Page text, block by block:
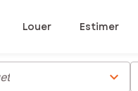
Louer Estimer
chevron_right